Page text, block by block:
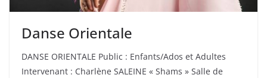
Danse Orientale
DANSE ORIENTALE Public : Enfants/Ados et Adultes
Intervenant : Charlène SALEINE « Shams » Salle de